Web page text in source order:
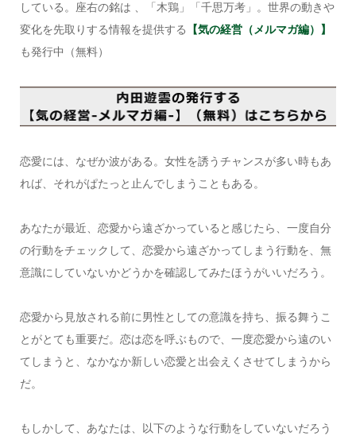
している。座右の銘は 、「木鶏」「千思万考」。世界の動きや
変化を先取りする情報を提供する
【気の経営（メルマガ編）】
も発行中（無料）
恋愛には、なぜか波がある。女性を誘うチャンスが多い時もあ
れば、それがぱたっと止んでしまうこともある。
あなたが最近、恋愛から遠ざかっていると感じたら、一度自分
の行動をチェックして、恋愛から遠ざかってしまう行動を、無
意識にしていないかどうかを確認してみたほうがいいだろう。
恋愛から見放される前に男性としての意識を持ち、振る舞うこ
とがとても重要だ。恋は恋を呼ぶもので、一度恋愛から遠のい
てしまうと、なかなか新しい恋愛と出会えくさせてしまうから
だ。
もしかして、あなたは、以下のような行動をしていないだろう